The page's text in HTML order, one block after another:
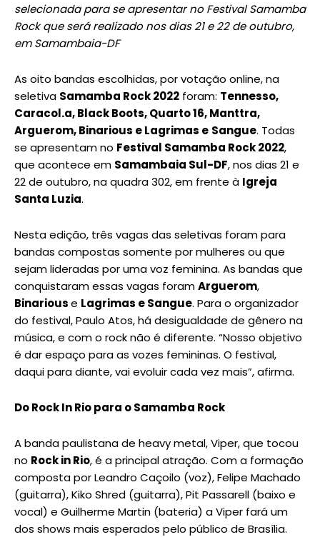
selecionada para se apresentar no Festival Samamba
Rock que será realizado nos dias 21 e 22 de outubro,
em Samambaia-DF
As oito bandas escolhidas, por votação online, na
seletiva Samamba Rock 2022 foram: Tennesso,
Caracol.a, Black Boots, Quarto 16, Manttra,
Arguerom, Binarious e Lagrimas e Sangue. Todas
se apresentam no Festival Samamba Rock 2022,
que acontece em Samambaia Sul-DF, nos dias 21 e
22 de outubro, na quadra 302, em frente à Igreja
Santa Luzia.
Nesta edição, três vagas das seletivas foram para
bandas compostas somente por mulheres ou que
sejam lideradas por uma voz feminina. As bandas que
conquistaram essas vagas foramArguerom,
Binariouse Lagrimas e Sangue. Para o organizador
do festival, Paulo Atos, há desigualdade de gênero na
música, e com o rock não é diferente. “Nosso objetivo
é dar espaço para as vozes femininas. O festival,
daqui para diante, vai evoluir cada vez mais”, afirma.
Do Rock In Rio para o Samamba Rock
A banda paulistana de heavy metal, Viper, que tocou
no Rock in Rio, é a principal atração. Com a formação
composta por Leandro Caçoilo (voz), Felipe Machado
(guitarra), Kiko Shred (guitarra), Pit Passarell (baixo e
vocal) e Guilherme Martin (bateria) a Viper fará um
dos shows mais esperados pelo público de Brasília.